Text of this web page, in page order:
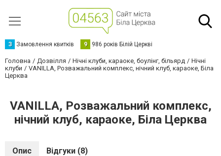
З Замовлення квитків 9 986 років Білій Церкві
Головна Дозвілля Нічні клуби, караоке, боулінг, більярд
Нічні
клуби
VANILLA, Розважальний комплекс, нічний клуб, караоке, Біла
Церква
VANILLA, Розважальний комплекс,
нічний клуб, караоке, Біла Церква
Опис Відгуки (8)